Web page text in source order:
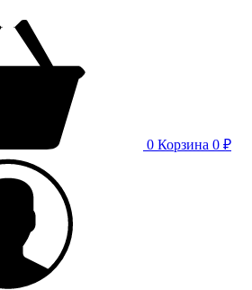
0 Корзина 0 ₽